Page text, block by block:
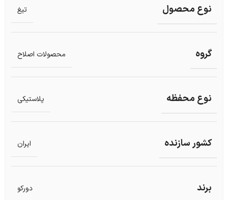
نوع محصول تیغ
گروه محصولات اصلاح
نوع محفظه پلاستیکی
کشور سازنده ایران
برند دورکو